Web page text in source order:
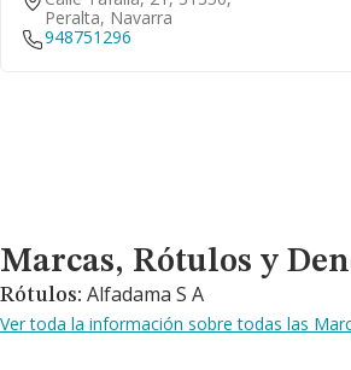
Peralta, Navarra
948751296
Marcas, Rótulos y Denominaciones
Marcas, Rótulos y
Rótulos: Alfadama S A
Ver toda la información sobre todas las